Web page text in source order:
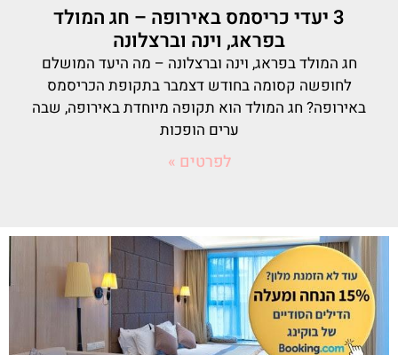
3 יעדי כריסמס באירופה – חג המולד
בפראג, וינה וברצלונה
חג המולד בפראג, וינה וברצלונה – מה היעד המושלם
לחופשה קסומה בחודש דצמבר בתקופת הכריסמס
באירופה? חג המולד הוא תקופה מיוחדת באירופה, שבה
ערים הופכות
לפרטים »